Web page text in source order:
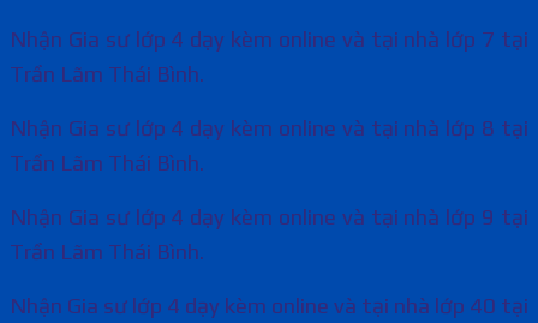
Nhận Gia sư lớp 4 dạy kèm online và tại nhà lớp 7 tại
Trần Lãm Thái Bình.
Nhận Gia sư lớp 4 dạy kèm online và tại nhà lớp 8 tại
Trần Lãm Thái Bình.
Nhận Gia sư lớp 4 dạy kèm online và tại nhà lớp 9 tại
Trần Lãm Thái Bình.
Nhận Gia sư lớp 4 dạy kèm online và tại nhà lớp 40 tại